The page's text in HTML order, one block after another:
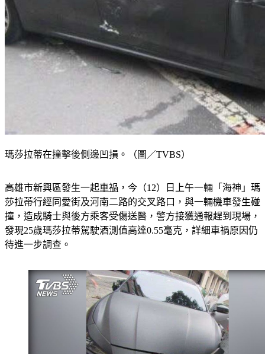
瑪莎拉蒂在撞擊後側邊凹損。（圖／TVBS）
高雄市新興區發生一起車禍 ，今（12）日上午一輛「海神」瑪
莎拉蒂行經同愛街及河南二路的交叉路口，與一輛機車發生碰
撞，造成騎士與後方乘客受傷送醫，警方接獲通報趕到現場，
發現25歲瑪莎拉蒂駕駛酒測值高達0.55毫克，詳細車禍原因仍
待進一步調查。